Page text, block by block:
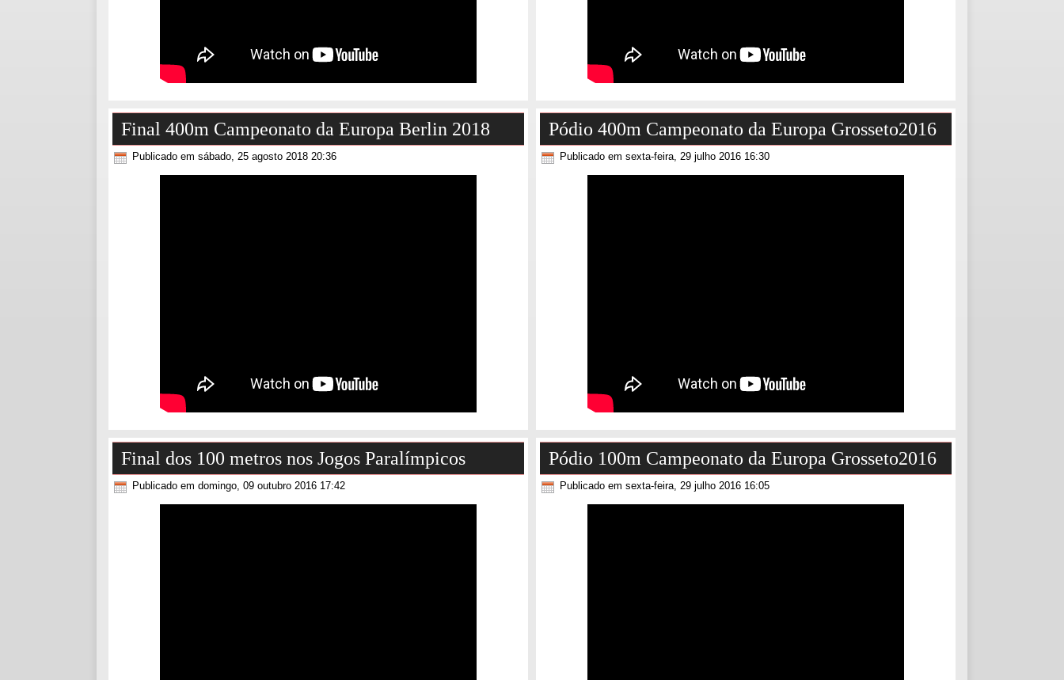
Final 400m Campeonato da Europa Berlin 2018
Publicado em sábado, 25 agosto 2018 20:36
Pódio 400m Campeonato da Europa Grosseto2016
Publicado em sexta-feira, 29 julho 2016 16:30
Final dos 100 metros nos Jogos Paralímpicos
Publicado em domingo, 09 outubro 2016 17:42
Pódio 100m Campeonato da Europa Grosseto2016
Publicado em sexta-feira, 29 julho 2016 16:05